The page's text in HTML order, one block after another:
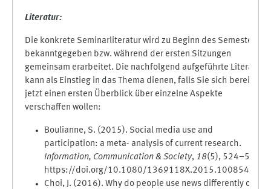
Literatur:
Die konkrete Seminarliteratur wird zu Beginn des Semesters
bekanntgegeben bzw. während der ersten Sitzungen
gemeinsam erarbeitet. Die nachfolgend aufgeführte Literatur
kann als Einstieg in das Thema dienen, falls Sie sich bereits
jetzt einen ersten Überblick über einzelne Aspekte
verschaffen wollen:
Boulianne, S. (2015). Social media use and
participation: a meta- analysis of current research.
Information, Communication & Society, 18(5), 524–538.
https://doi.org/10.1080/1369118X.2015.1008542
Choi, J. (2016). Why do people use news differently on